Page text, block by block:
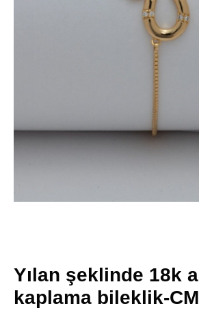
Yılan şeklinde 18k altın
kaplama bileklik-